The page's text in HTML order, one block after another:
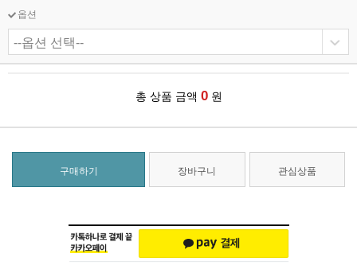
옵션
총 상품 금액 0 원
구매하기 장바구니 관심상품